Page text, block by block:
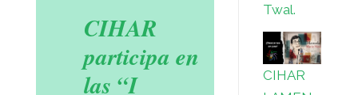
CIHAR
participa en
las “I
Twal.
CIHAR